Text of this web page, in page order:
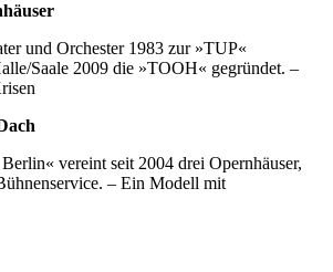
und Orchester 1983 zur »TUP«
Saale 2009 die »TOOH« gegründet. –
vereint seit 2004 drei Opernhäuser,
– Ein Modell mit